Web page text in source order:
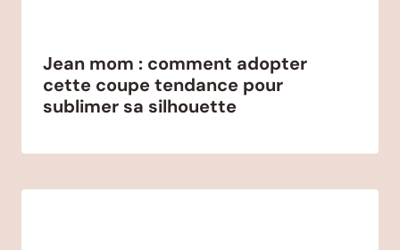
Jean mom : comment adopter
cette coupe tendance pour
sublimer sa silhouette